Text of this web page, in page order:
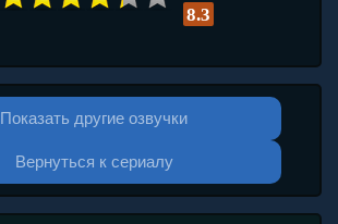
8.3
Показать другие озвучки
Вернуться к сериалу